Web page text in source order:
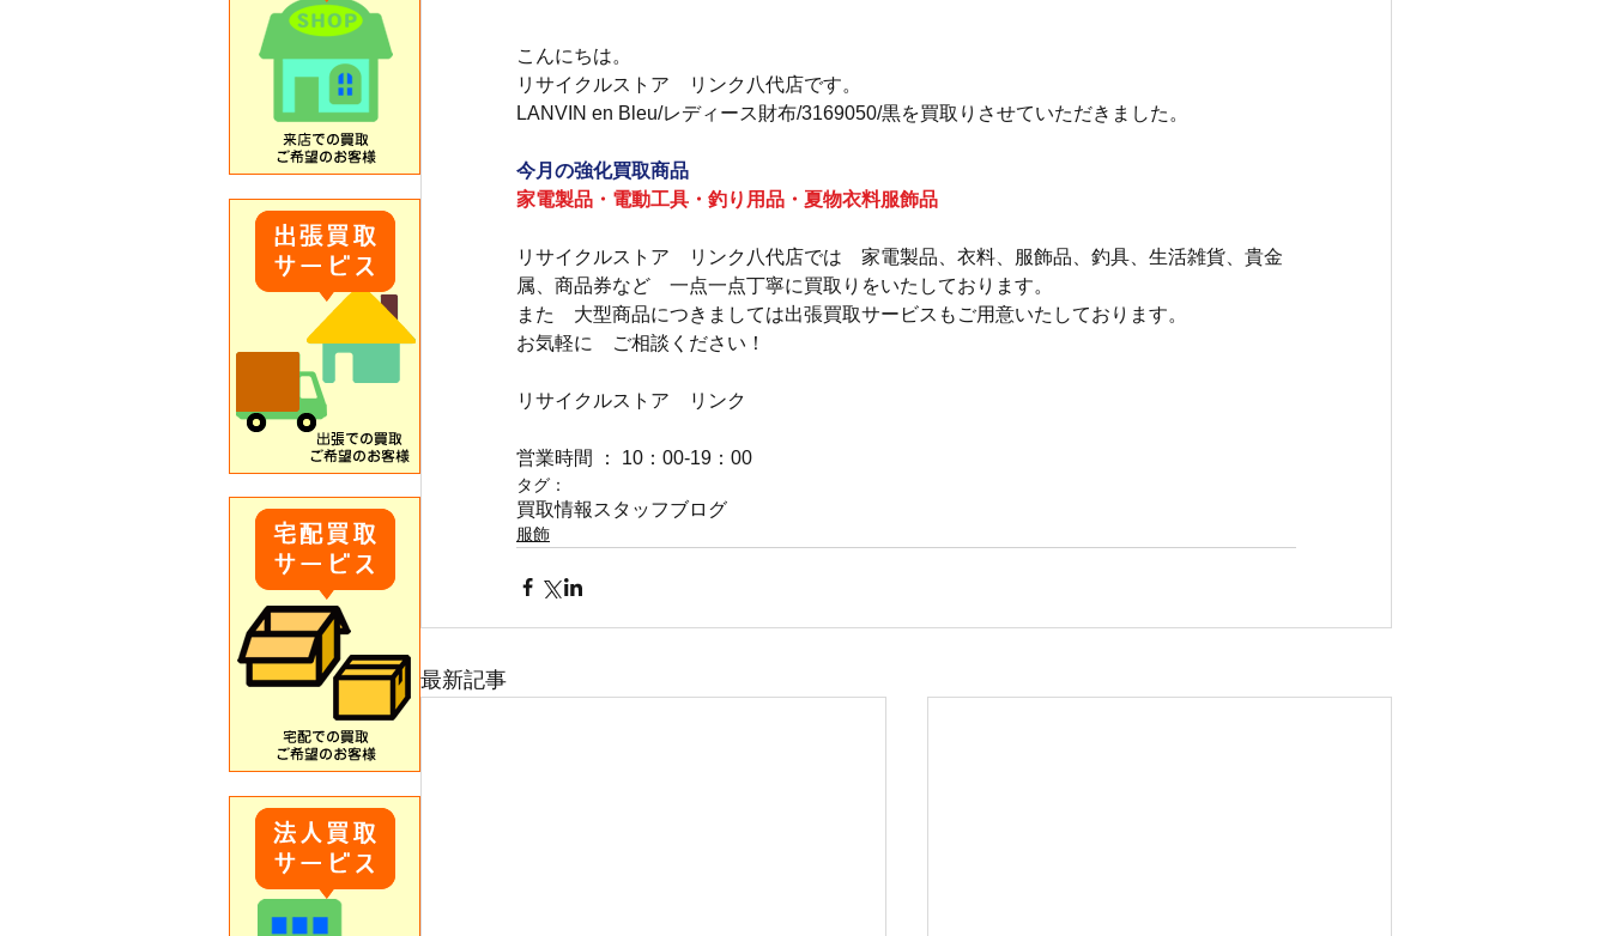
こんにちは。
リサイクルストア　リンク八代店です。
LANVIN en Bleu/レディース財布/3169050/黒を買取りさせていただきました。
今月の強化買取商品
家電製品・電動工具・釣り用品・夏物衣料服飾品
リサイクルストア　リンク八代店では　家電製品、衣料、服飾品、釣具、生活雑貨、貴金
属、商品券など　一点一点丁寧に買取りをいたしております。
また　大型商品につきましては出張買取サービスもご用意いたしております。
お気軽に　ご相談ください！
リサイクルストア　リンク
営業時間 ： 10：00-19：00
タグ：
買取情報 スタッフブログ
服飾
最新記事